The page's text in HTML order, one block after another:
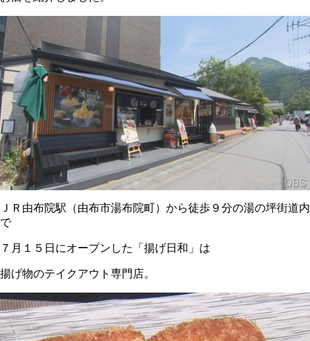
ＪＲ由布院駅（由布市湯布院町）から徒歩９分の湯の坪街道内
で
７月１５日にオープンした「揚げ日和」は
揚げ物のテイクアウト専門店。